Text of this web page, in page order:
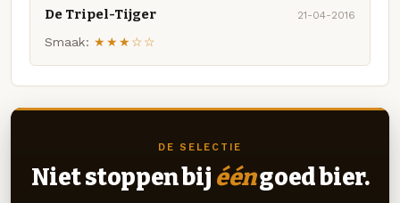
De Tripel-Tijger 21-04-2016
Smaak: ★★★☆☆
DE SELECTIE
Niet stoppen bij ééngoed bier.